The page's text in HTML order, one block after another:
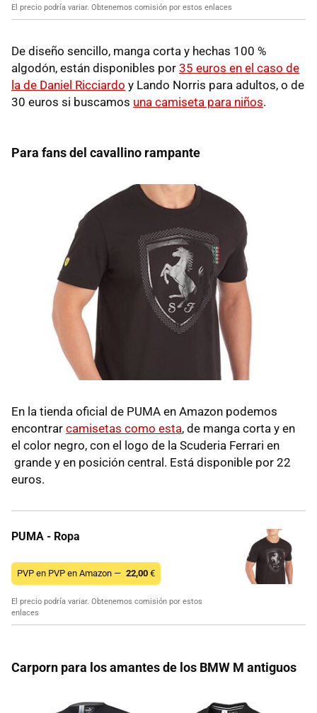
El precio podría variar. Obtenemos comisión por estos enlaces
De diseño sencillo, manga corta y hechas 100 %
algodón, están disponibles por 35 euros en el caso de
la de Daniel Ricciardo y Lando Norris para adultos, o de
30 euros si buscamos una camiseta para niños.
Para fans del cavallino rampante
En la tienda oficial de PUMA en Amazon podemos
encontrar camisetas como esta, de manga corta y en
el color negro, con el logo de la Scuderia Ferrari en
grande y en posición central. Está disponible por 22
euros.
PUMA - Ropa
PVP en PVP en Amazon — 22,00 €
El precio podría variar. Obtenemos comisión por estos
enlaces
Carporn para los amantes de los BMW M antiguos